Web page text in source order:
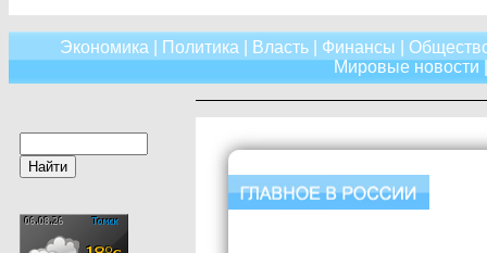
Экономика Политика Власть Финансы
Мировые новости